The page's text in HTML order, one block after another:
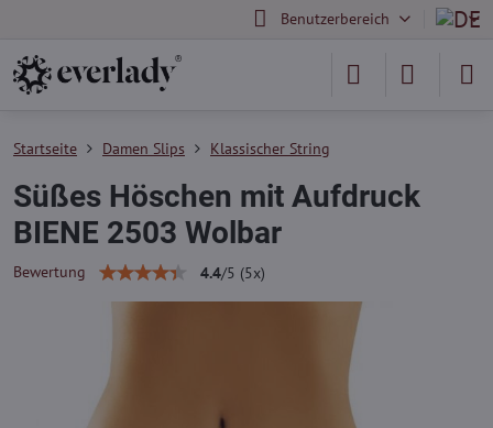
Benutzerbereich
Startseite Damen Slips Klassischer String
Süßes Höschen mit Aufdruck
BIENE 2503 Wolbar
Bewertung 4.4/5 (5x)